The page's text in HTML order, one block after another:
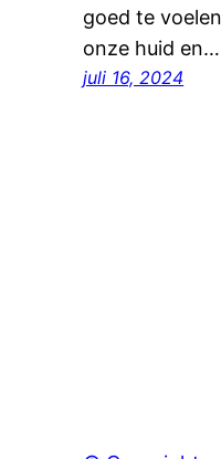
goed te
onze huid en…
juli 16, 2024